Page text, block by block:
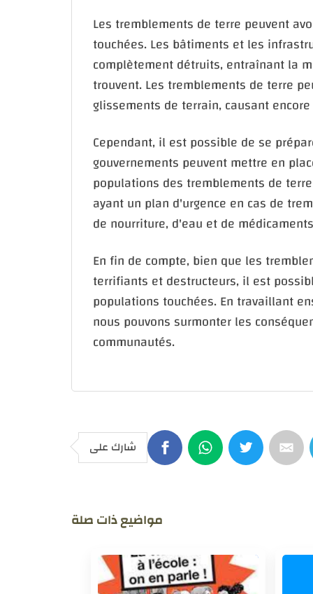
Les tremblements de terre peuvent
touchées. Les bâtiments et les
complètement détruits, entraînant la
trouvent. Les tremblements de terre
glissements de terrain, causant
Cependant, il est possible de se
gouvernements peuvent mettre en
populations des tremblements de
ayant un plan d'urgence en cas de
de nourriture, d'eau et de
En fin de compte, bien que les
terrifiants et destructeurs, il est
populations touchées. En travaillant
nous pouvons surmonter les
communautés.
شارك على
مواضيع ذات صلة